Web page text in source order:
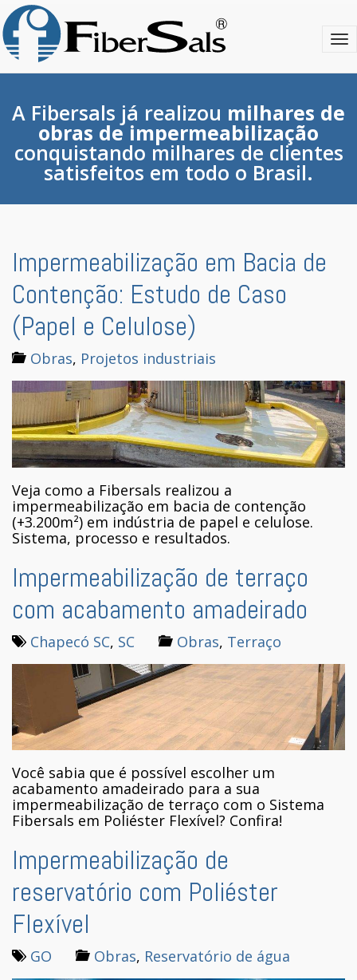
k
i
t
n
T
g
e
a
A Fibersals já realizou milhares de
obras de impermeabilização
conquistando milhares de clientes
satisfeitos em todo o Brasil.
Impermeabilização em Bacia de
Contenção: Estudo de Caso
(Papel e Celulose)
Obras, Projetos industriais
Veja como a Fibersals realizou a
impermeabilização em bacia de contenção
(+3.200m²) em indústria de papel e celulose.
Sistema, processo e resultados.
Impermeabilização de terraço
com acabamento amadeirado
Chapecó SC, SC Obras, Terraço
Você sabia que é possível escolher um
acabamento amadeirado para a sua
impermeabilização de terraço com o Sistema
Fibersals em Poliéster Flexível? Confira!
Impermeabilização de
reservatório com Poliéster
Flexível
GO Obras, Reservatório de água